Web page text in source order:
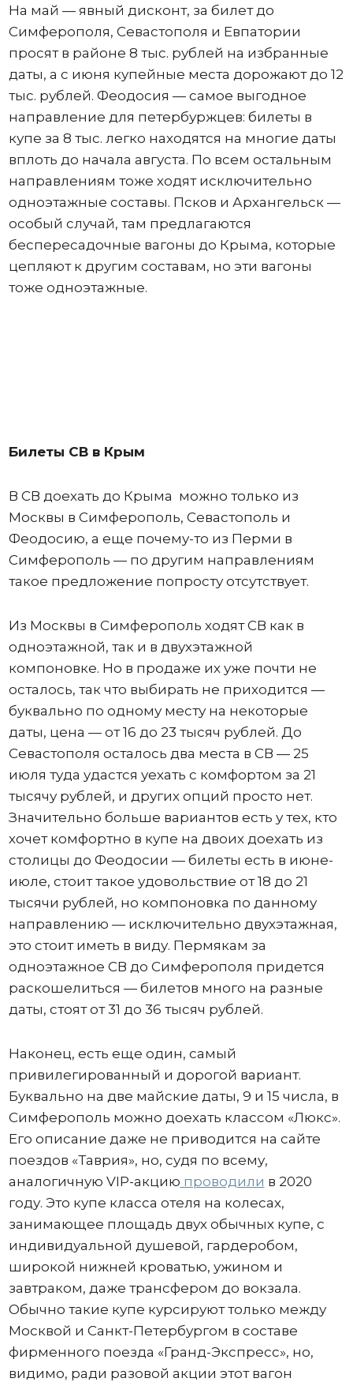
На май — явный дисконт, за билет до
Симферополя, Севастополя и Евпатории
просят в районе 8 тыс. рублей на избранные
даты, а с июня купейные места дорожают до 12
тыс. рублей. Феодосия — самое выгодное
направление для петербуржцев: билеты в
купе за 8 тыс. легко находятся на многие даты
вплоть до начала августа. По всем остальным
направлениям тоже ходят исключительно
одноэтажные составы. Псков и Архангельск —
особый случай, там предлагаются
беспересадочные вагоны до Крыма, которые
цепляют к другим составам, но эти вагоны
тоже одноэтажные.
Билеты СВ в Крым
В СВ доехать до Крыма можно только из
Москвы в Симферополь, Севастополь и
Феодосию, а еще почему-то из Перми в
Симферополь — по другим направлениям
такое предложение попросту отсутствует.
Из Москвы в Симферополь ходят СВ как в
одноэтажной, так и в двухэтажной
компоновке. Но в продаже их уже почти не
осталось, так что выбирать не приходится —
буквально по одному месту на некоторые
даты, цена — от 16 до 23 тысяч рублей. До
Севастополя осталось два места в СВ — 25
июля туда удастся уехать с комфортом за 21
тысячу рублей, и других опций просто нет.
Значительно больше вариантов есть у тех, кто
хочет комфортно в купе на двоих доехать из
столицы до Феодосии — билеты есть в июне-
июле, стоит такое удовольствие от 18 до 21
тысячи рублей, но компоновка по данному
направлению — исключительно двухэтажная,
это стоит иметь в виду. Пермякам за
одноэтажное СВ до Симферополя придется
раскошелиться — билетов много на разные
даты, стоят от 31 до 36 тысяч рублей.
Наконец, есть еще один, самый
привилегированный и дорогой вариант.
Буквально на две майские даты, 9 и 15 числа, в
Симферополь можно доехать классом «Люкс».
Его описание даже не приводится на сайте
поездов «Таврия», но, судя по всему,
аналогичную VIP-акцию проводили в 2020
году. Это купе класса отеля на колесах,
занимающее площадь двух обычных купе, с
индивидуальной душевой, гардеробом,
широкой нижней кроватью, ужином и
завтраком, даже трансфером до вокзала.
Обычно такие купе курсируют только между
Москвой и Санкт-Петербургом в составе
фирменного поезда «Гранд-Экспресс», но,
видимо, ради разовой акции этот вагон